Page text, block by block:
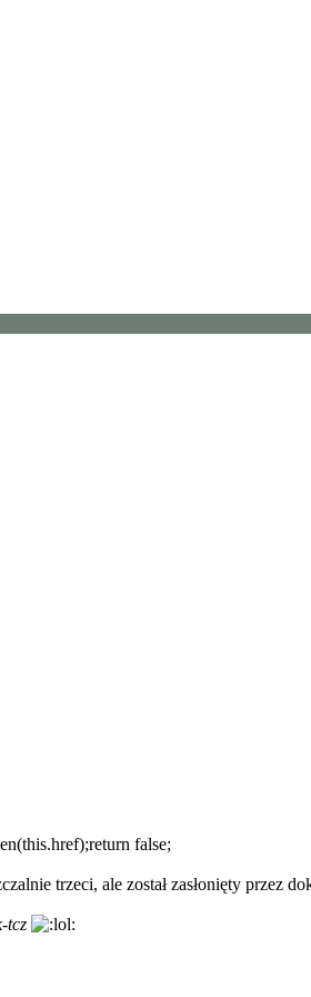
false;
trzeci, ale został zasłonięty przez
tcz